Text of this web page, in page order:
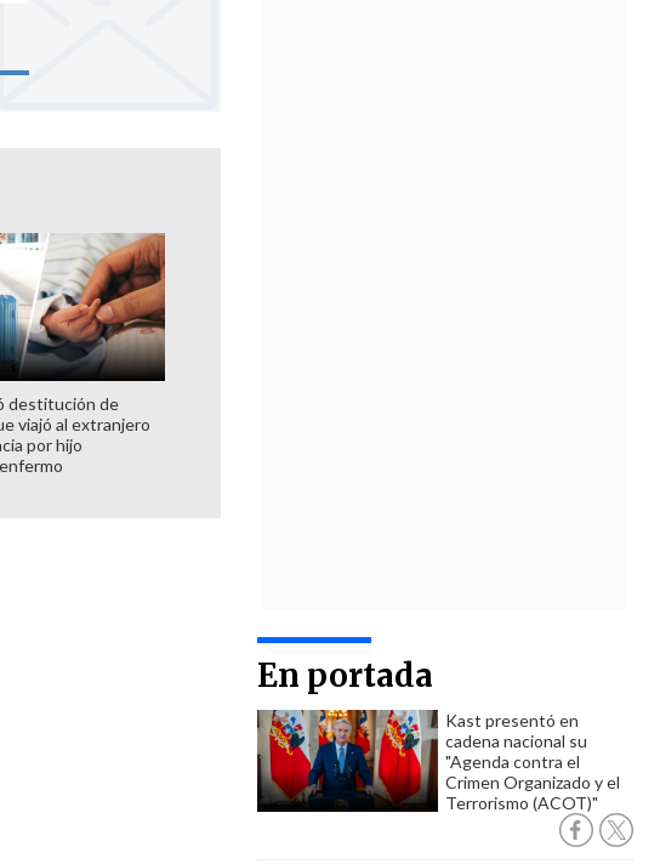
En portada
Kast presentó en
cadena nacional su
"Agenda contra el
Crimen Organizado y el
Terrorismo (ACOT)"
destitución de
viajó al extranjero
por hijo